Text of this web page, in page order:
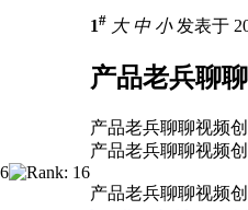
1# 大 中 小发表于
产品老兵聊
产品老兵聊聊视频
产品老兵聊聊视频
产品老兵聊聊视频